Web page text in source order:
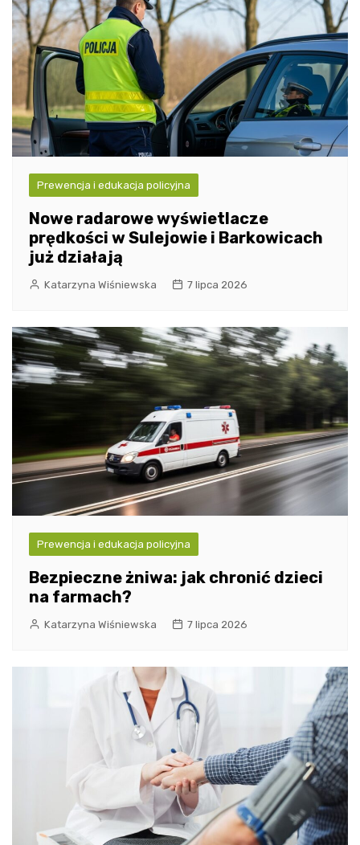
Prewencja i edukacja policyjna
Nowe radarowe wyświetlacze
prędkości w Sulejowie i Barkowicach
już działają
Katarzyna Wiśniewska 7 lipca 2026
Prewencja i edukacja policyjna
Bezpieczne żniwa: jak chronić dzieci
na farmach?
Katarzyna Wiśniewska 7 lipca 2026